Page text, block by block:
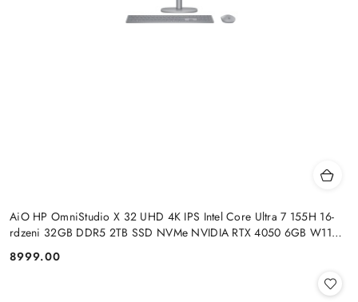
AiO HP OmniStudio X 32 UHD 4K IPS Intel Core Ultra 7 155H 16-
rdzeni 32GB DDR5 2TB SSD NVMe NVIDIA RTX 4050 6GB W11
Cena:
8999.00